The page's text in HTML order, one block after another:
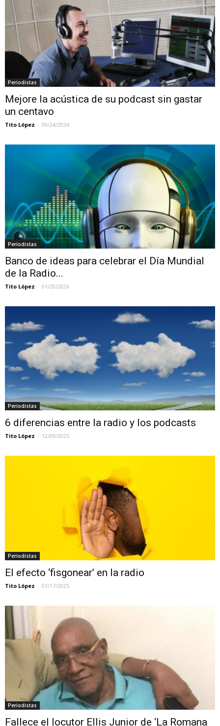
Periodistas
Mejore la acústica de su podcast sin gastar
un centavo
Tito López - 09/24/2024
Periodistas
Banco de ideas para celebrar el Día Mundial
de la Radio...
Tito López - 01/20/2026
Periodistas
6 diferencias entre la radio y los podcasts
Tito López - 12/09/2025
Periodistas
El efecto ‘fisgonear’ en la radio
Tito López - 01/17/2025
Periodistas
Fallece el locutor Ellis Junior de ‘La Romana